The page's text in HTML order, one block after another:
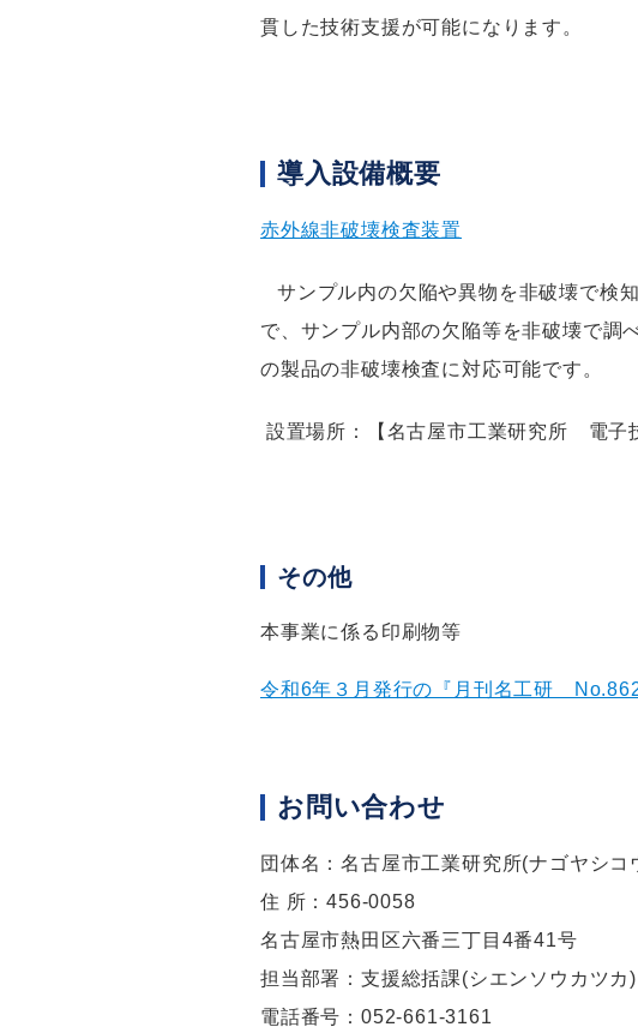
貫した技術支援が可能になります。
導入設備概要
赤外線非破壊検査装置
サンプル内の欠陥や異物を非破壊で検
で、サンプル内部の欠陥等を非破壊で調
の製品の非破壊検査に対応可能です。
設置場所：【名古屋市工業研究所 電子
その他
本事業に係る印刷物等
令和6年３月発行の『月刊名工研
お問い合わせ
団体名：名古屋市工業研究所(ナゴヤシコ
住 所：456­­­­-0058
名古屋市熱田区六番三丁目4番41号
担当部署：支援総括課(シエンソウカツカ)
電話番号：052-­­­­661-­­­­3161